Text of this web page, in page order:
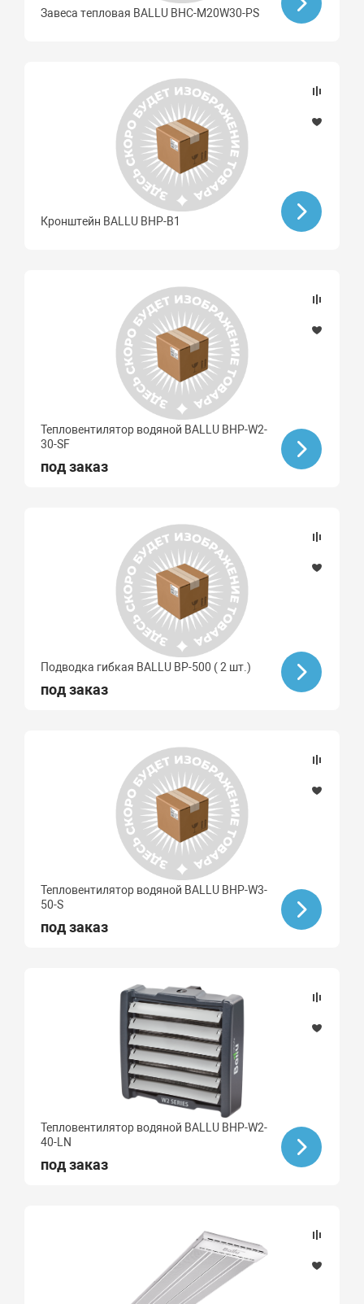
Завеса тепловая BALLU BHC-M20W30-PS
Кронштейн BALLU BHP-B1
Тепловентилятор водяной BALLU BHP-W2-
30-SF
под заказ
Подводка гибкая BALLU BP-500 ( 2 шт.)
под заказ
Тепловентилятор водяной BALLU BHP-W3-
50-S
под заказ
Тепловентилятор водяной BALLU BHP-W2-
40-LN
под заказ